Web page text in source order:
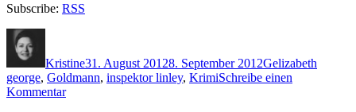
Subscribe: RSS
Kristine31. August 20128. September 2012Gelizabeth
george, Goldmann, inspektor linley, KrimiSchreibe einen
Kommentarzu